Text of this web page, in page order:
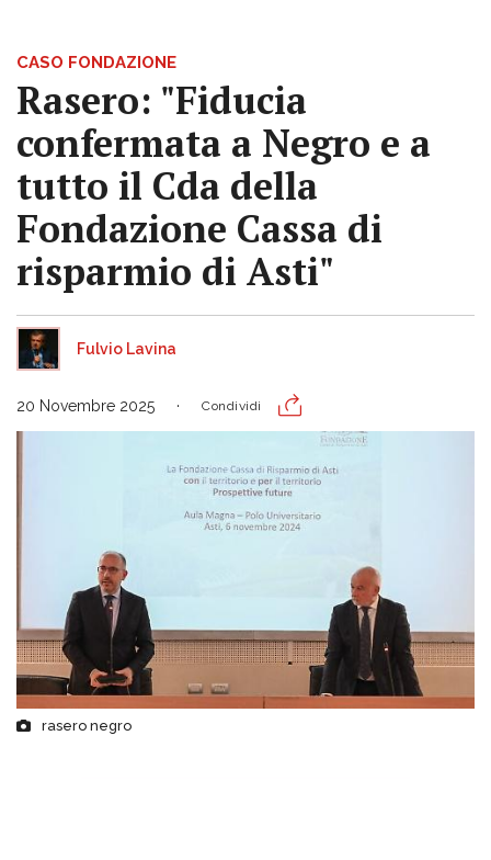
CASO FONDAZIONE
Rasero: "Fiducia
confermata a Negro e a
tutto il Cda della
Fondazione Cassa di
risparmio di Asti"
Fulvio Lavina
20 Novembre 2025 Condividi
rasero negro